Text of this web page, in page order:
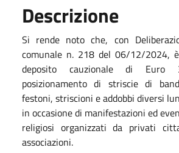
Descrizione
Si rende noto che, con
comunale n. 218 del 06/12/2024,
deposito cauzionale di
posizionamento di striscie di
festoni, striscioni e addobbi diversi
in occasione di manifestazioni ed
religiosi organizzati da privati
associazioni.